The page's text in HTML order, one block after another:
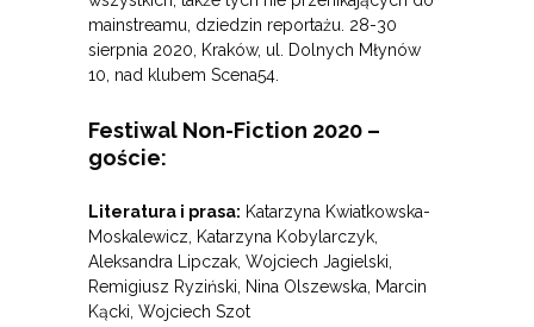
mainstreamu, dziedzin reportażu. 28-30
sierpnia 2020, Kraków, ul. Dolnych Młynów
10, nad klubem Scena54.
Festiwal Non-Fiction 2020 –
goście:
Literatura i prasa: Katarzyna Kwiatkowska-
Moskalewicz, Katarzyna Kobylarczyk,
Aleksandra Lipczak, Wojciech Jagielski,
Remigiusz Ryziński, Nina Olszewska, Marcin
Kącki, Wojciech Szot